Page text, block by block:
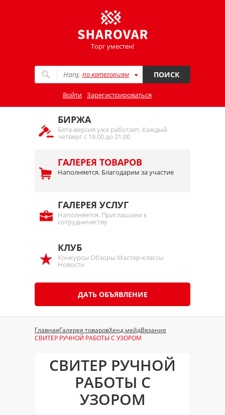
Торг уместен!
по категориям ПОИСК
Войти Зарегистрироваться
БИРЖА
Бета-версия уже работает. Каждый
четверг с 18.00 до 21.00
ГАЛЕРЕЯ ТОВАРОВ
Наполняется. Благодарим за участие
ГАЛЕРЕЯ УСЛУГ
Наполняется. Приглашаем к
сотрудничеству
КЛУБ
Конкурсы Обзоры Мастер-классы
Новости
ДАТЬ ОБЪЯВЛЕНИЕ
ГлавнаяГалерея товаровХенд мейдВязание
СВИТЕР РУЧНОЙ РАБОТЫ С УЗОРОМ
СВИТЕР РУЧНОЙ
РАБОТЫ С
УЗОРОМ